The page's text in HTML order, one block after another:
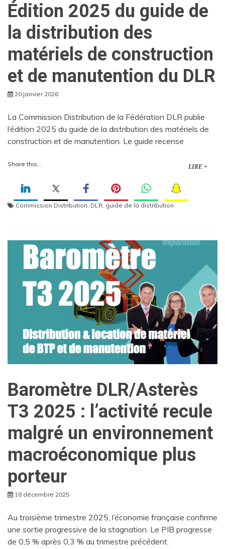
Édition 2025 du guide de
la distribution des
matériels de construction
et de manutention du DLR
20 janvier 2026
La Commission Distribution de la Fédération DLR publie
l’édition 2025 du guide de la distribution des matériels de
construction et de manutention. Le guide recense
Share this... LIRE +
Commission Distribution, DLR, guide de la distribution
Baromètre DLR/Asterès
T3 2025 : l’activité recule
malgré un environnement
macroéconomique plus
porteur
18 décembre 2025
Au troisième trimestre 2025, l’économie française confirme
une sortie progressive de la stagnation. Le PIB progresse
de 0,5 % après 0,3 % au trimestre précédent.